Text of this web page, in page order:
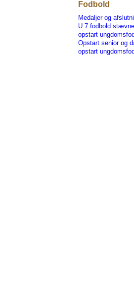
Fodbold
Medaljer og
U 7 fodbold stævne
opstart
Opstart senior og
opstart